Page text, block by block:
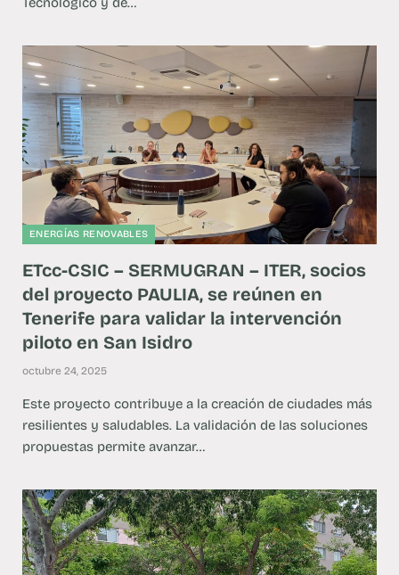
ENERGÍAS RENOVABLES
ETcc-CSIC – SERMUGRAN – ITER, socios
del proyecto PAULIA, se reúnen en
Tenerife para validar la intervención
piloto en San Isidro
octubre 24, 2025
Este proyecto contribuye a la creación de ciudades más
resilientes y saludables. La validación de las soluciones
propuestas permite avanzar…